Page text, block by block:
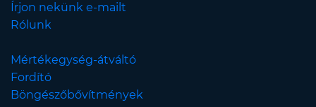
Írjon nekünk e-mailt
Rólunk
Mértékegység-átváltó
Fordító
Böngészőbővítmények